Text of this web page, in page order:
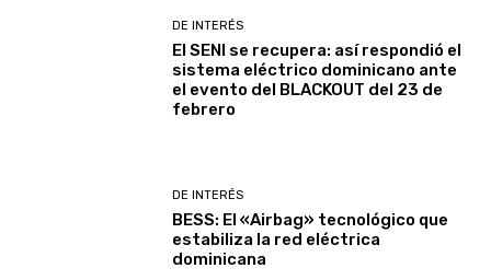
DE INTERÉS
El SENI se recupera: así respondió el
sistema eléctrico dominicano ante
el evento del BLACKOUT del 23 de
febrero
DE INTERÉS
BESS: El «Airbag» tecnológico que
estabiliza la red eléctrica
dominicana